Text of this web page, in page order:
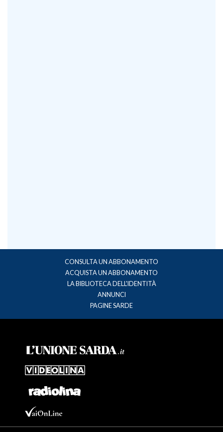
CONSULTA UN ABBONAMENTO
ACQUISTA UN ABBONAMENTO
LA BIBLIOTECA DELL'IDENTITÀ
ANNUNCI
PAGINE SARDE